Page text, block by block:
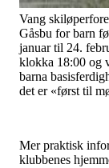
Vang
Gåsbu for barn
januar til 24.
klokka 18:00 og
barna
det er «først til
Mer praktisk
klubbenes